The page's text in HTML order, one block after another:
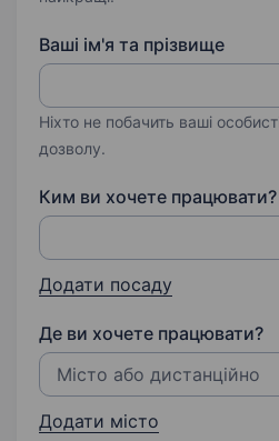
Ваші ім'я та прізвище
Ніхто не побачить ваші
дозволу.
Ким ви хочете працювати?
Додати посаду
Де ви хочете працювати?
Додати місто